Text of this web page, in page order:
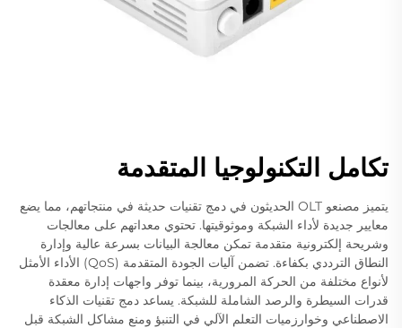
تكامل التكنولوجيا المتقدمة
يتميز مصنعو OLT الحديثون في دمج تقنيات حديثة في منتجاتهم، مما يضع
معايير جديدة لأداء الشبكة وموثوقيتها. تحتوي معداتهم على معالجات
وشريحة إلكترونية متقدمة تمكن معالجة البيانات بسرعة عالية وإدارة
النطاق الترددي بكفاءة. تضمن آليات الجودة المتقدمة (QoS) الأداء الأمثل
لأنواع مختلفة من الحركة المرورية، بينما توفر واجهات إدارة معقدة
قدرات السيطرة والرصد الشاملة للشبكة. يساعد دمج تقنيات الذكاء
الاصطناعي وخوارزميات التعلم الآلي في التنبؤ ومنع مشاكل الشبكة قبل